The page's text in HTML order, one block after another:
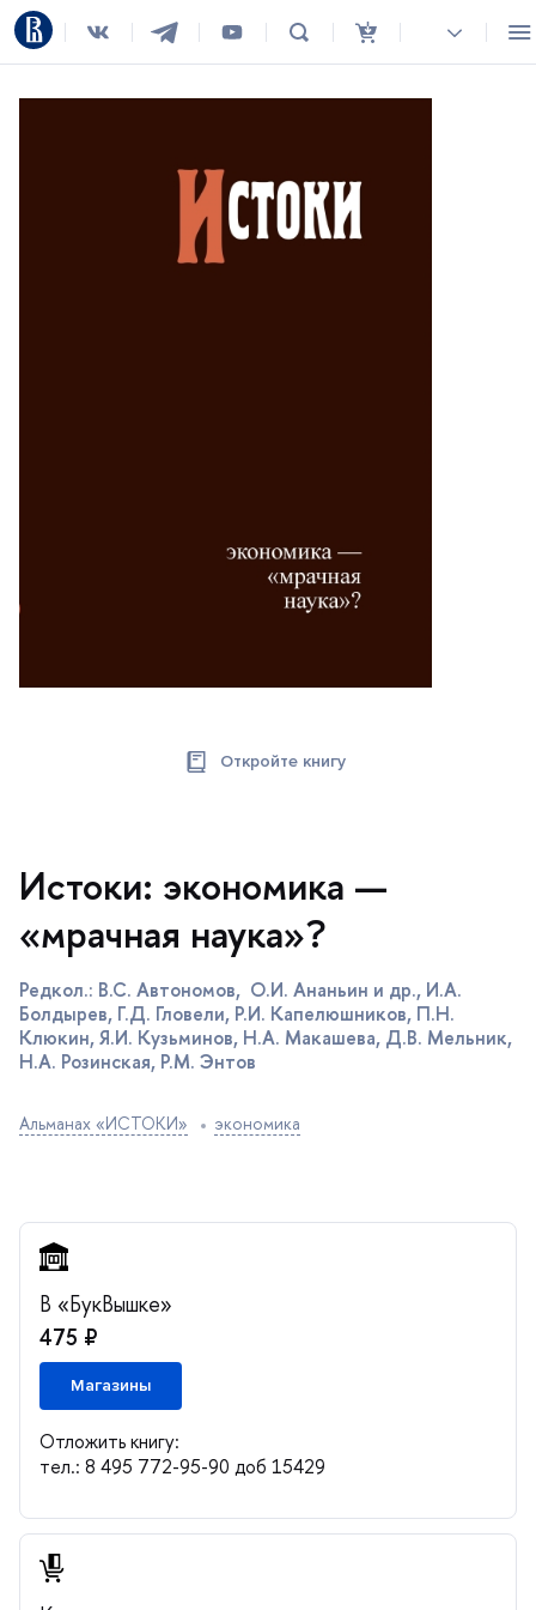
Откройте книгу
Истоки: экономика —
«мрачная наука»?
Редкол.: В.С. Автономов, О.И. Ананьин и др., И.А.
Болдырев, Г.Д. Гловели, Р.И. Капелюшников, П.Н.
Клюкин, Я.И. Кузьминов, Н.А. Макашева, Д.В. Мельник,
Н.А. Розинская, Р.М. Энто
Альманах «ИСТОКИ» экономика
«БукВышке»
475 ₽
Магазины
Отложить книгу:
тел.: 8 495 772-95-90 доб 15429